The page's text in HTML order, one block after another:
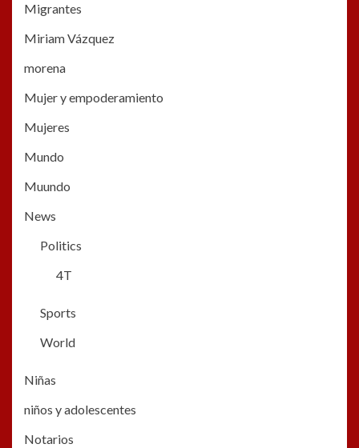
Migrantes
Miriam Vázquez
morena
Mujer y empoderamiento
Mujeres
Mundo
Muundo
News
Politics
4T
Sports
World
Niñas
niños y adolescentes
Notarios